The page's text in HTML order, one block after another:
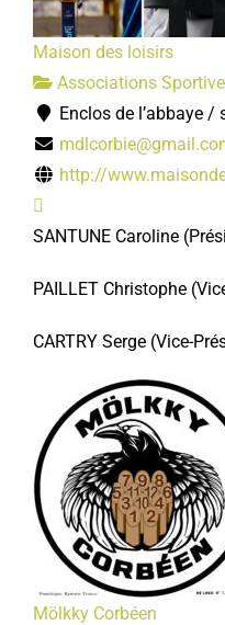
Maison des loisirs
Associations
Enclos de l’abbaye /
http://
SANTUNE Caroline
PAILLET Christophe
CARTRY Serge (Vice-
Mölkky Corbéen